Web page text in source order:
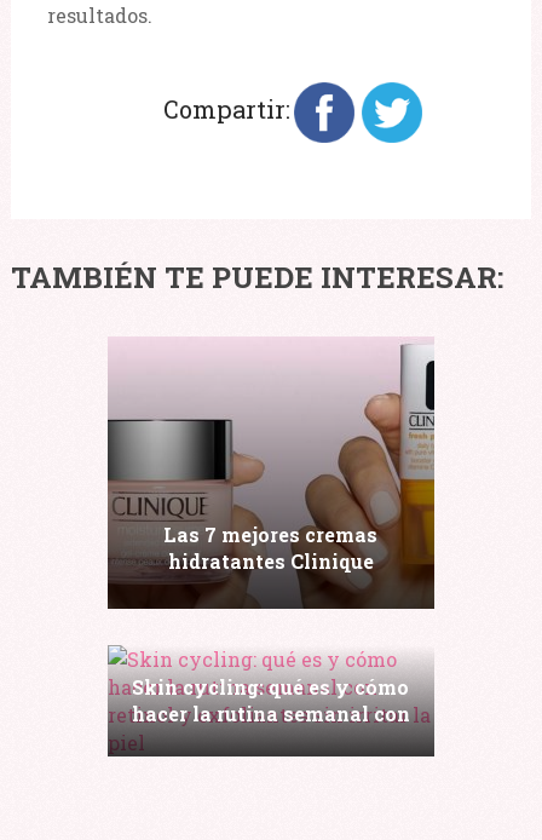
resultados.
Compartir:
TAMBIÉN TE PUEDE INTERESAR:
Las 7 mejores cremas
hidratantes Clinique
Skin cycling: qué es y cómo
hacer la rutina semanal con
retinol y exfoliantes sin
Las
7